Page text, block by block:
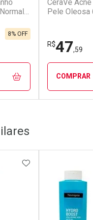
a
8% OFF
CeraVe
Pele Oleosa
R$47,59
COMPRAR
ADICIONAR AOS